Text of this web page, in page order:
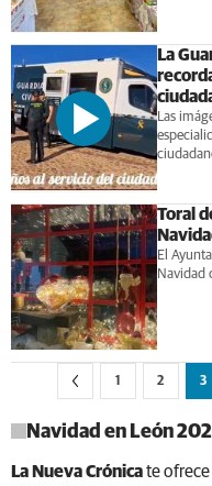
La
Las
Toral
El
Navidad
1 2 3
Navidad en León
La Nueva Crónicate